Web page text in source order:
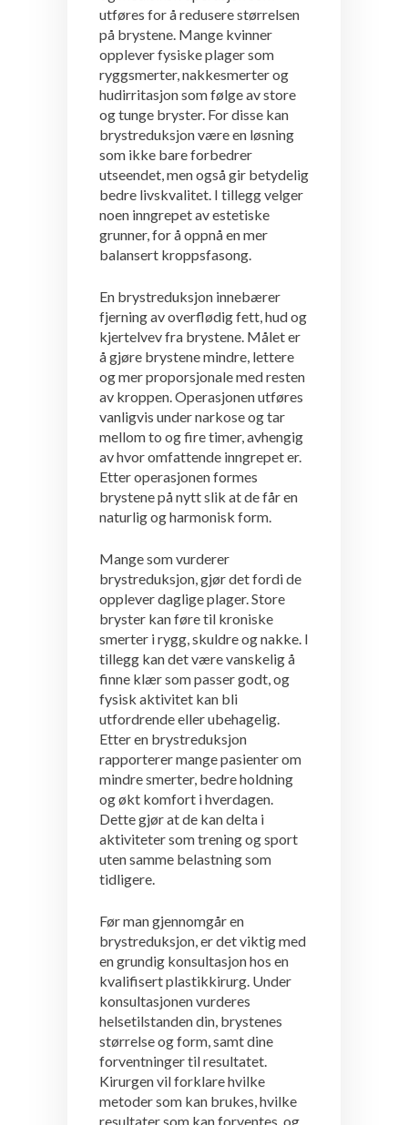
utføres for å redusere størrelsen
på brystene. Mange kvinner
opplever fysiske plager som
ryggsmerter, nakkesmerter og
hudirritasjon som følge av store
og tunge bryster. For disse kan
brystreduksjon være en løsning
som ikke bare forbedrer
utseendet, men også gir betydelig
bedre livskvalitet. I tillegg velger
noen inngrepet av estetiske
grunner, for å oppnå en mer
balansert kroppsfasong.
En brystreduksjon innebærer
fjerning av overflødig fett, hud og
kjertelvev fra brystene. Målet er
å gjøre brystene mindre, lettere
og mer proporsjonale med resten
av kroppen. Operasjonen utføres
vanligvis under narkose og tar
mellom to og fire timer, avhengig
av hvor omfattende inngrepet er.
Etter operasjonen formes
brystene på nytt slik at de får en
naturlig og harmonisk form.
Mange som vurderer
brystreduksjon, gjør det fordi de
opplever daglige plager. Store
bryster kan føre til kroniske
smerter i rygg, skuldre og nakke. I
tillegg kan det være vanskelig å
finne klær som passer godt, og
fysisk aktivitet kan bli
utfordrende eller ubehagelig.
Etter en brystreduksjon
rapporterer mange pasienter om
mindre smerter, bedre holdning
og økt komfort i hverdagen.
Dette gjør at de kan delta i
aktiviteter som trening og sport
uten samme belastning som
tidligere.
Før man gjennomgår en
brystreduksjon, er det viktig med
en grundig konsultasjon hos en
kvalifisert plastikkirurg. Under
konsultasjonen vurderes
helsetilstanden din, brystenes
størrelse og form, samt dine
forventninger til resultatet.
Kirurgen vil forklare hvilke
metoder som kan brukes, hvilke
resultater som kan forventes, og